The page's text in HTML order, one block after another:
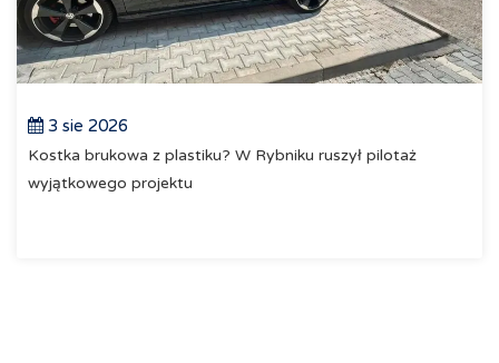
3 sie 2026
Kostka brukowa z plastiku? W Rybniku ruszył pilotaż
wyjątkowego projektu